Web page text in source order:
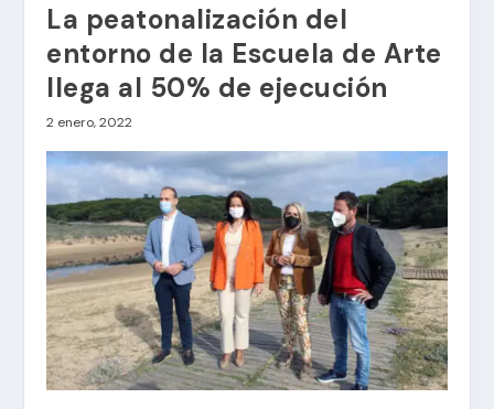
La peatonalización del
entorno de la Escuela de Arte
llega al 50% de ejecución
2 enero, 2022